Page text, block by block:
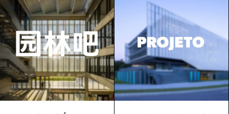
urbano. No mesmo
episódio, o
arquiteto fala
também sobre o
projeto do Ágora
Tech Park.